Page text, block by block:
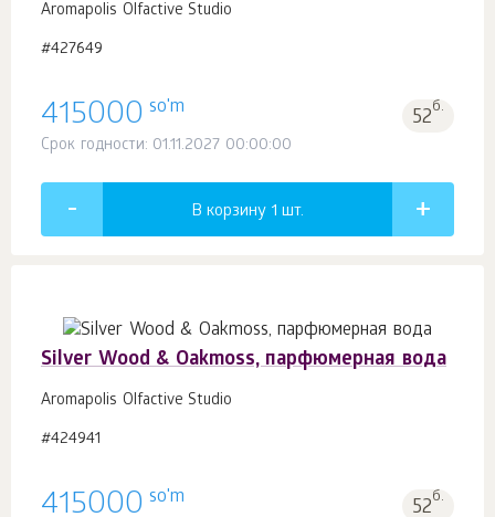
Aromapolis Olfactive Studio
#427649
415000 so'm 52б.
Срок годности: 01.11.2027 00:00:00
В корзину 1 шт.
Silver Wood & Oakmoss, парфюмерная вода
Aromapolis Olfactive Studio
#424941
415000 so'm 52б.